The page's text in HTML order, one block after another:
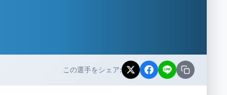
この選手をシェア: